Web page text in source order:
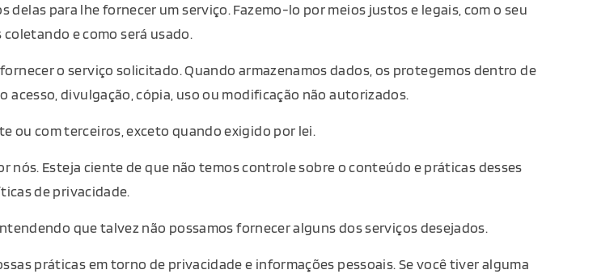
para lhe fornecer um serviço. Fazemo-lo por meios justos e legais, com o seu
e como será usado.
o serviço solicitado. Quando armazenamos dados, os protegemos dentro de
divulgação, cópia, uso ou modificação não autorizados.
ou com terceiros, exceto quando exigido por lei.
Esteja ciente de que não temos controle sobre o conteúdo e práticas desses
de privacidade.
que talvez não possamos fornecer alguns dos serviços desejados.
práticas em torno de privacidade e informações pessoais. Se você tiver alguma